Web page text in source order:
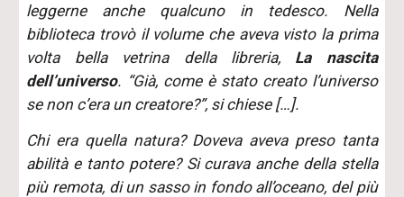
leggerne anche qualcuno in tedesco. Nella
biblioteca trovò il volume che aveva visto la prima
volta bella vetrina della libreria, La nascita
dell’universo. “Già, come è stato creato l’universo
se non c’era un creatore?”, si chiese […].
Chi era quella natura? Doveva aveva preso tanta
abilità e tanto potere? Si curava anche della stella
più remota, di un sasso in fondo all’oceano, del più